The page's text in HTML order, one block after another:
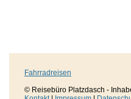
Fahrradreisen
© Reisebüro Platzdasch -